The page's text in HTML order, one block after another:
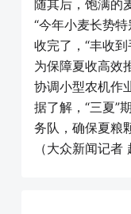
随其后，饱满的
“今年小麦长势
收完了，“丰收
为保障夏收高效
协调小型农机作
据了解，“三夏”
务队，确保夏粮
（大众新闻记